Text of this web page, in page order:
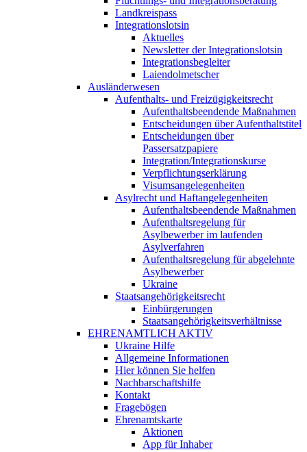
Landkreispass
Integrationslotsin
Aktuelles
Newsletter der Integrationslotsin
Integrationsbegleiter
Laiendolmetscher
Ausländerwesen
Aufenthalts- und Freizügigkeitsrecht
Aufenthaltsbeendende Maßnahmen
Entscheidungen über Aufenthaltstitel
Entscheidungen über
Passersatzpapiere
Integration/Integrationskurse
Verpflichtungserklärung
Visumsangelegenheiten
Asylrecht und Haftangelegenheiten
Aufenthaltsbeendende Maßnahmen
Aufenthaltsregelung für
Asylbewerber im laufenden
Asylverfahren
Aufenthaltsregelung für abgelehnte
Asylbewerber
Ukraine
Staatsangehörigkeitsrecht
Einbürgerungen
Staatsangehörigkeitsverhältnisse
EHRENAMTLICH AKTIV
Ukraine Hilfe
Allgemeine Informationen
Hier können Sie helfen
Nachbarschaftshilfe
Kontakt
Fragebögen
Ehrenamtskarte
Aktionen
App für Inhaber